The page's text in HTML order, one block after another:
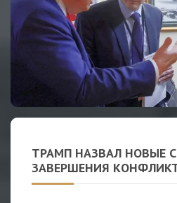
ТРАМП НАЗВАЛ НОВЫЕ
ЗАВЕРШЕНИЯ